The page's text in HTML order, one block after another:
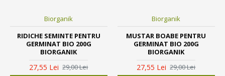
Biorganik
RIDICHE SEMINTE PENTRU
GERMINAT BIO 200G
BIORGANIK
27,55 Lei 29,00 Lei
Biorganik
MUSTAR BOABE PENTRU
GERMINAT BIO 200G
BIORGANIK
27,55 Lei 29,00 Lei